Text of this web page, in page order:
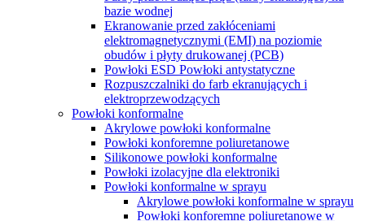
bazie wodnej
Ekranowanie przed zakłóceniami
elektromagnetycznymi (EMI) na poziomie
obudów i płyty drukowanej (PCB)
Powłoki ESD Powłoki antystatyczne
Rozpuszczalniki do farb ekranujących i
elektroprzewodzących
Powłoki konformalne
Akrylowe powłoki konformalne
Powłoki konforemne poliuretanowe
Silikonowe powłoki konformalne
Powłoki izolacyjne dla elektroniki
Powłoki konformalne w sprayu
Akrylowe powłoki konformalne w sprayu
Powłoki konforemne poliuretanowe w